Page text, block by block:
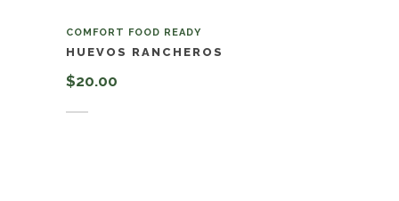
COMFORT FOOD READY
HUEVOS RANCHEROS
$20.00